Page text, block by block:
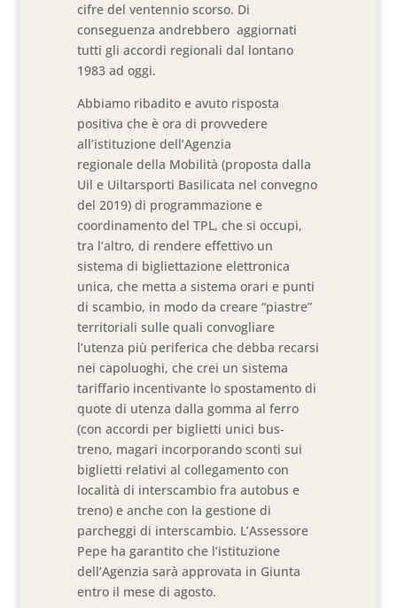
cifre del ventennio scorso. Di
conseguenza andrebbero aggiornati
tutti gli accordi regionali dal lontano
1983 ad oggi.
Abbiamo ribadito e avuto risposta
positiva che è ora di provvedere
all’istituzione dell’Agenzia
regionale della Mobilità (proposta dalla
Uil e Uiltarsporti Basilicata nel convegno
del 2019) di programmazione e
coordinamento del TPL, che si occupi,
tra l’altro, di rendere effettivo un
sistema di bigliettazione elettronica
unica, che metta a sistema orari e punti
di scambio, in modo da creare “piastre”
territoriali sulle quali convogliare
l’utenza più periferica che debba recarsi
nei capoluoghi, che crei un sistema
tariffario incentivante lo spostamento di
quote di utenza dalla gomma al ferro
(con accordi per biglietti unici bus-
treno, magari incorporando sconti sui
biglietti relativi al collegamento con
località di interscambio fra autobus e
treno) e anche con la gestione di
parcheggi di interscambio. L’Assessore
Pepe ha garantito che l’istituzione
dell’Agenzia sarà approvata in Giunta
entro il mese di agosto.